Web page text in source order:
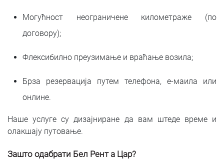
Могућност неограничене километраже (по
договору);
Флексибилно преузимање и враћање возила;
Брза резервација путем телефона, е-маила или
онлине.
Наше услуге су дизајниране да вам штеде време и
олакшају путовање.
Зашто одабрати Бел Рент а Цар?